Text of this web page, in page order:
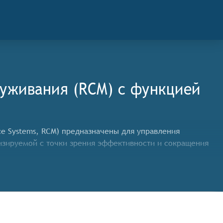
(RCM) c функцией
RCM) предназначены для управления
с точки зрения эффективности и сокращения
чтобы соответствовать категории систем